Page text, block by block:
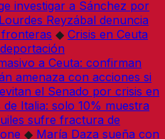
investigar a Sánchez por
Lourdes Reyzábal denuncia
◆ Crisis en Ceuta
a Ceuta: confirman
amenaza con acciones si
el Senado por crisis en
Italia: solo 10% muestra
sufre fractura de
◆ María Daza sueña con